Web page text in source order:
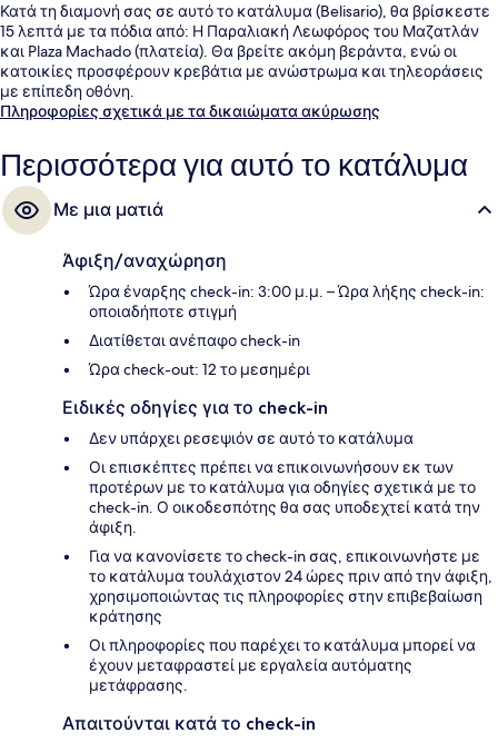
Κατά τη διαμονή σας σε αυτό το κατάλυμα (Belisario), θα βρίσκεστε
15 λεπτά με τα πόδια από: Η Παραλιακή Λεωφόρος του Μαζατλάν
και Plaza Machado (πλατεία). Θα βρείτε ακόμη βεράντα, ενώ οι
κατοικίες προσφέρουν κρεβάτια με ανώστρωμα και τηλεοράσεις
με επίπεδη οθόνη.
Πληροφορίες σχετικά με τα δικαιώματα ακύρωσης
Περισσότερα για αυτό το κατάλυμα
Με μια ματιά
Άφιξη/αναχώρηση
Ώρα έναρξης check-in: 3:00 μ.μ. – Ώρα λήξης check-in:
οποιαδήποτε στιγμή
Διατίθεται ανέπαφο check-in
Ώρα check-out: 12 το μεσημέρι
Ειδικές οδηγίες για το check-in
Δεν υπάρχει ρεσεψιόν σε αυτό το κατάλυμα
Οι επισκέπτες πρέπει να επικοινωνήσουν εκ των
προτέρων με το κατάλυμα για οδηγίες σχετικά με το
check-in. Ο οικοδεσπότης θα σας υποδεχτεί κατά την
άφιξη.
Για να κανονίσετε το check-in σας, επικοινωνήστε με
το κατάλυμα τουλάχιστον 24 ώρες πριν από την άφιξη,
χρησιμοποιώντας τις πληροφορίες στην επιβεβαίωση
κράτησης
Οι πληροφορίες που παρέχει το κατάλυμα μπορεί να
έχουν μεταφραστεί με εργαλεία αυτόματης
μετάφρασης.
Απαιτούνται κατά το check-in